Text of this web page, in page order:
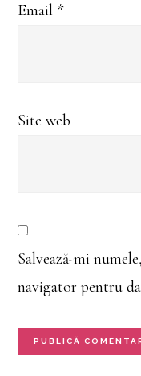
Email *
Site web
Salvează-mi
navigator pentru